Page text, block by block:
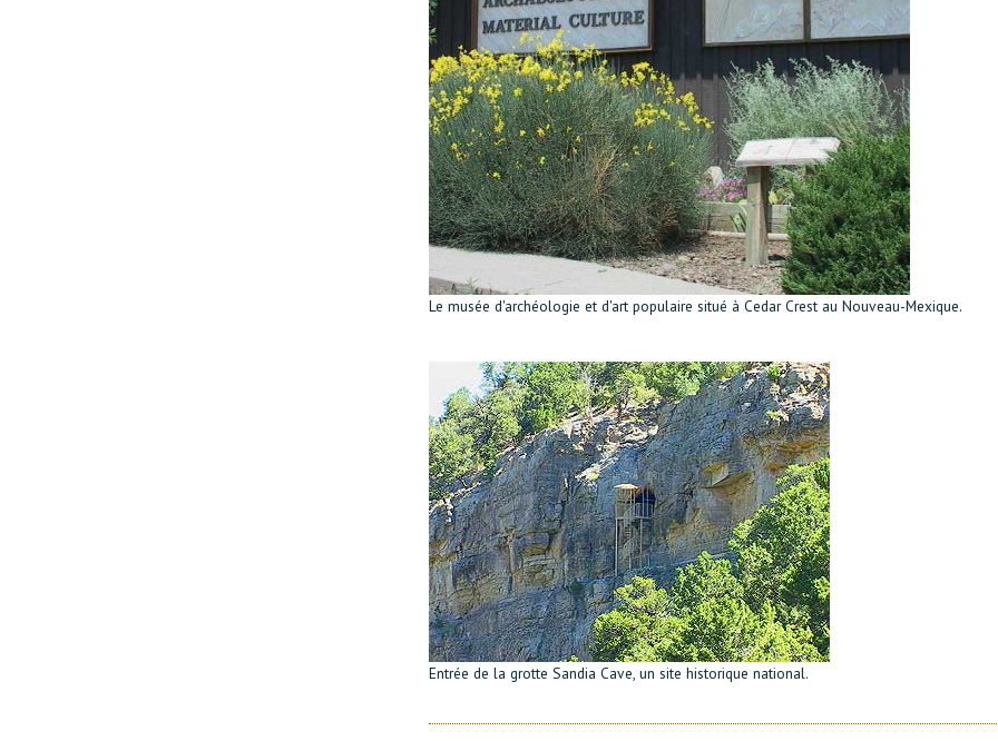
Le musée d'archéologie et d'art populaire situé à Cedar Crest au Nouveau-Mexique.
Entrée de la grotte Sandia Cave, un site historique national.